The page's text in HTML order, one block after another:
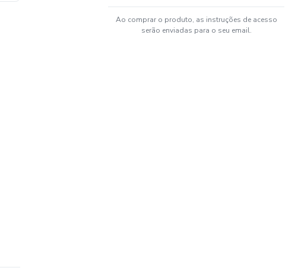
Ao comprar o produto, as instruções de acesso
serão enviadas para o seu email.